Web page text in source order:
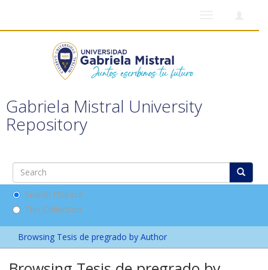
Gabriela Mistral University
Repository
Search DSpace
This Collection
Browsing Tesis de pregrado by Author